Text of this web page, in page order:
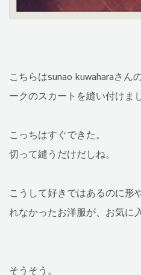
こちらはsunao kuwaharaさん
ークのスカートを縫い付けまし
こっちはすぐできた。
切って縫うだけだしね。
こうして好きではあるのに形
れなかったお洋服が、お気に
そうそう。